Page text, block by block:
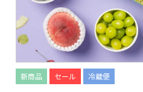
新商品 セール 冷蔵便